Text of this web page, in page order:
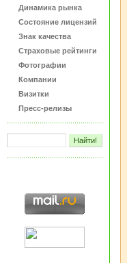
Динамика рынка
Состояние лицензий
Знак качества
Страховые рейтинги
Фотографии
Компании
Визитки
Пресс-релизы